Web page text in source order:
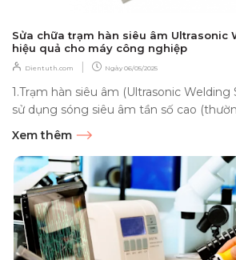
Sửa chữa trạm hàn siêu âm Ultrasonic
hiệu quả cho máy công nghiệp
Dientuth.com | Ngày 06/05/2025
1.Trạm hàn siêu âm (Ultrasonic
sử dụng sóng siêu âm tần số cao
40kHz) để tạo ra...
Xem thêm